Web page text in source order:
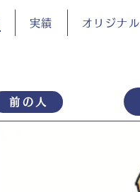
実績 オリジナル
前の人